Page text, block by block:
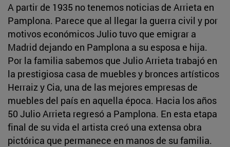
A partir de 1935 no tenemos noticias de Arrieta en
Pamplona. Parece que al llegar la guerra civil y por
motivos económicos Julio tuvo que emigrar a
Madrid dejando en Pamplona a su esposa e hija.
Por la familia sabemos que Julio Arrieta trabajó en
la prestigiosa casa de muebles y bronces artísticos
Herraiz y Cia, una de las mejores empresas de
muebles del país en aquella época. Hacia los años
50 Julio Arrieta regresó a Pamplona. En esta etapa
final de su vida el artista creó una extensa obra
pictórica que permanece en manos de su familia.